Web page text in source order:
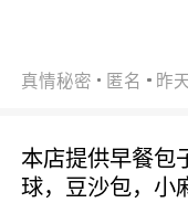
真情秘密 匿名 昨
本店提供早餐包
球，豆沙包，小